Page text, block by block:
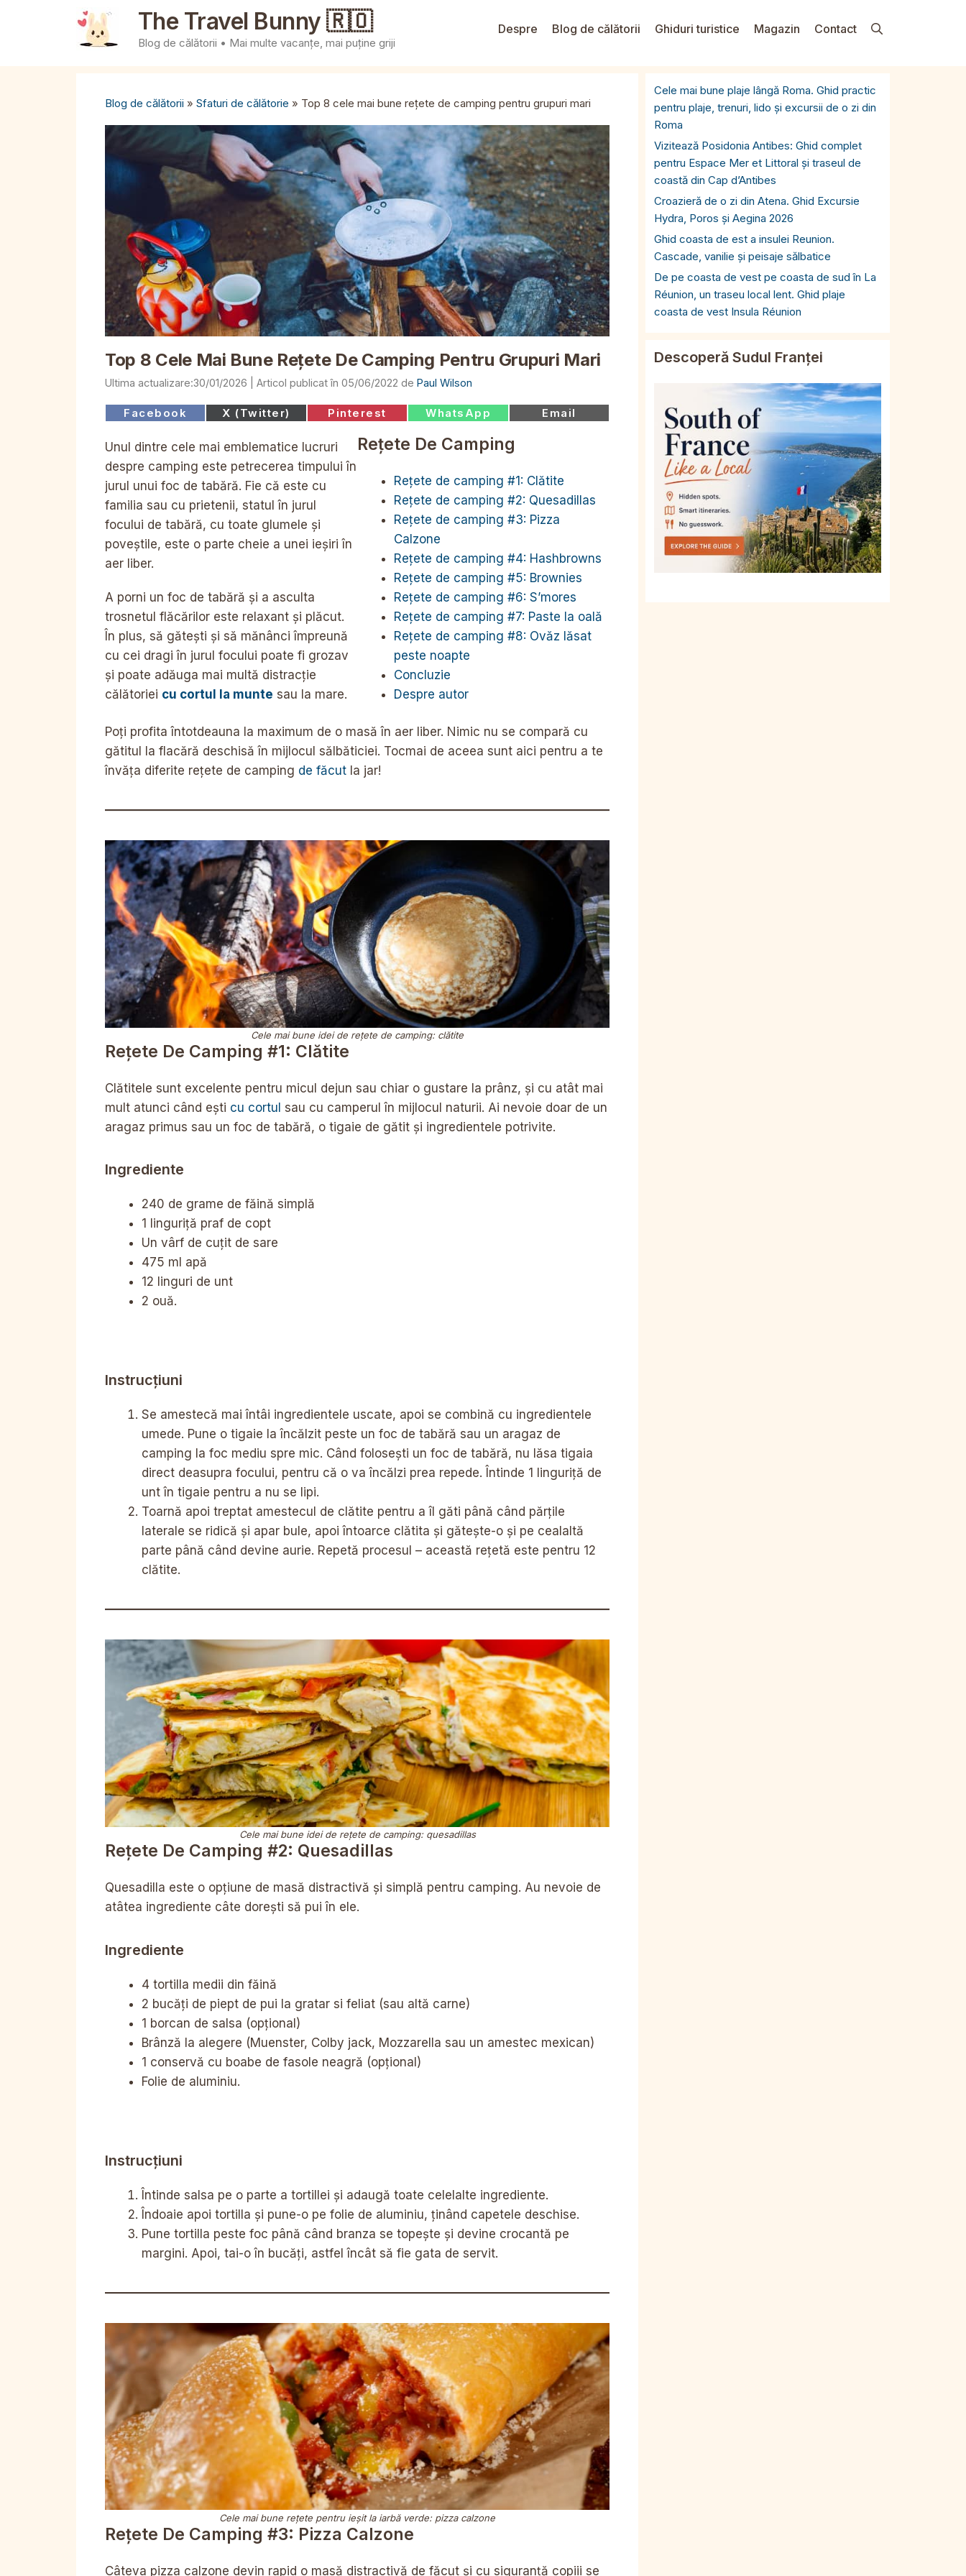
The Travel Bunny 🇷🇴
Blog de călătorii • Mai multe vacanțe, mai puține griji
Despre Blog de călătorii Ghiduri turistice Magazin Contact
Blog de călătorii » Sfaturi de călătorie » Top 8 cele mai bune rețete de camping pentru grupuri mari
Top 8 Cele Mai Bune Rețete De Camping Pentru Grupuri Mari
30/01/2026 05/06/2022 de Paul Wilson
Share
on
Facebook Share
on
X (Twitter) Share
on
Pinterest Share
on
WhatsApp Share
on
Email
Unul dintre cele mai emblematice lucruri
despre camping este petrecerea timpului în
jurul unui foc de tabără. Fie că este cu
familia sau cu prietenii, statul în jurul
focului de tabără, cu toate glumele și
poveștile, este o parte cheie a unei ieșiri în
aer liber.
A porni un foc de tabără și a asculta
trosnetul flăcărilor este relaxant și plăcut.
În plus, să gătești și să mănânci împreună
cu cei dragi în jurul focului poate fi grozav
și poate adăuga mai multă distracție
călătoriei cu cortul la munte sau la mare.
Rețete De Camping
Rețete de camping #1: Clătite
Rețete de camping #2: Quesadillas
Rețete de camping #3: Pizza
Calzone
Rețete de camping #4: Hashbrowns
Rețete de camping #5: Brownies
Rețete de camping #6: S’mores
Rețete de camping #7: Paste la oală
Rețete de camping #8: Ovăz lăsat
peste noapte
Concluzie
Despre autor
Poți profita întotdeauna la maximum de o masă în aer liber. Nimic nu se compară cu
gătitul la flacără deschisă în mijlocul sălbăticiei. Tocmai de aceea sunt aici pentru a te
învăța diferite rețete de camping de făcut la jar!
Cele mai bune idei de rețete de camping: clătite
Rețete De Camping #1: Clătite
Clătitele sunt excelente pentru micul dejun sau chiar o gustare la prânz, și cu atât mai
mult atunci când ești cu cortul sau cu camperul în mijlocul naturii. Ai nevoie doar de un
aragaz primus sau un foc de tabără, o tigaie de gătit și ingredientele potrivite.
Ingrediente
240 de grame de făină simplă
1 linguriță praf de copt
Un vârf de cuțit de sare
475 ml apă
12 linguri de unt
2 ouă.
Instrucțiuni
Se amestecă mai întâi ingredientele uscate, apoi se combină cu ingredientele
umede. Pune o tigaie la încălzit peste un foc de tabără sau un aragaz de
camping la foc mediu spre mic. Când folosești un foc de tabără, nu lăsa tigaia
direct deasupra focului, pentru că o va încălzi prea repede. Întinde 1 linguriță de
unt în tigaie pentru a nu se lipi.
Toarnă apoi treptat amestecul de clătite pentru a îl găti până când părțile
laterale se ridică și apar bule, apoi întoarce clătita și gătește-o și pe cealaltă
parte până când devine aurie. Repetă procesul – această rețetă este pentru 12
clătite.
Cele mai bune idei de rețete de camping: quesadillas
Rețete De Camping #2: Quesadillas
Quesadilla este o opțiune de masă distractivă și simplă pentru camping. Au nevoie de
atâtea ingrediente câte dorești să pui în ele.
Ingrediente
4 tortilla medii din făină
2 bucăți de piept de pui la gratar si feliat (sau altă carne)
1 borcan de salsa (opțional)
Brânză la alegere (Muenster, Colby jack, Mozzarella sau un amestec mexican)
1 conservă cu boabe de fasole neagră (opțional)
Folie de aluminiu.
Instrucțiuni
Întinde salsa pe o parte a tortillei și adaugă toate celelalte ingrediente.
Îndoaie apoi tortilla și pune-o pe folie de aluminiu, ținând capetele deschise.
Pune tortilla peste foc până când branza se topește și devine crocantă pe
margini. Apoi, tai-o în bucăți, astfel încât să fie gata de servit.
Cele mai bune rețete pentru ieșit la iarbă verde: pizza calzone
Rețete De Camping #3: Pizza Calzone
Câteva pizza calzone devin rapid o masă distractivă de făcut și cu siguranță copiii se
Cele mai bune plaje lângă Roma. Ghid practic
pentru plaje, trenuri, lido și excursii de o zi din
Roma
Vizitează Posidonia Antibes: Ghid complet
pentru Espace Mer et Littoral și traseul de
coastă din Cap d’Antibes
Croazieră de o zi din Atena. Ghid Excursie
Hydra, Poros și Aegina 2026
Ghid coasta de est a insulei Reunion.
Cascade, vanilie și peisaje sălbatice
De pe coasta de vest pe coasta de sud în La
Réunion, un traseu local lent. Ghid plaje
coasta de vest Insula Réunion
Descoperă Sudul Franței